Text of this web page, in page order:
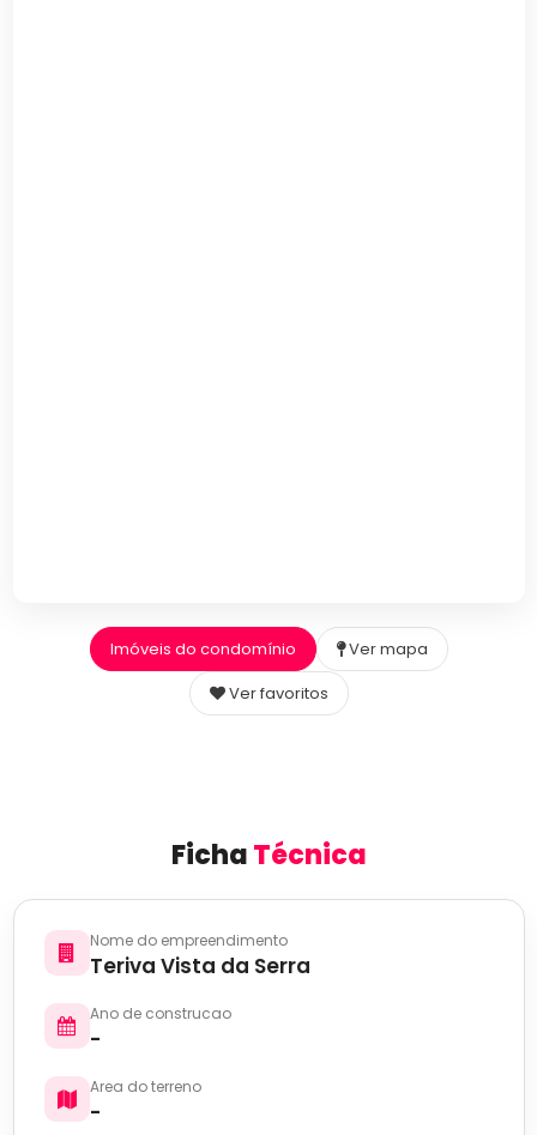
Imóveis do condomínio
Ver mapa
Ver favoritos
FichaTécnica
Nome do empreendimento
Teriva Vista da Serra
Ano de construcao
-
Area do terreno
-